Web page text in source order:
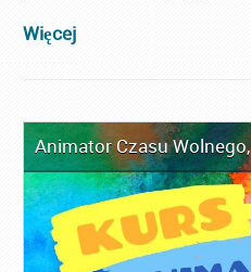
Więcej
Animator Czasu Wolnego